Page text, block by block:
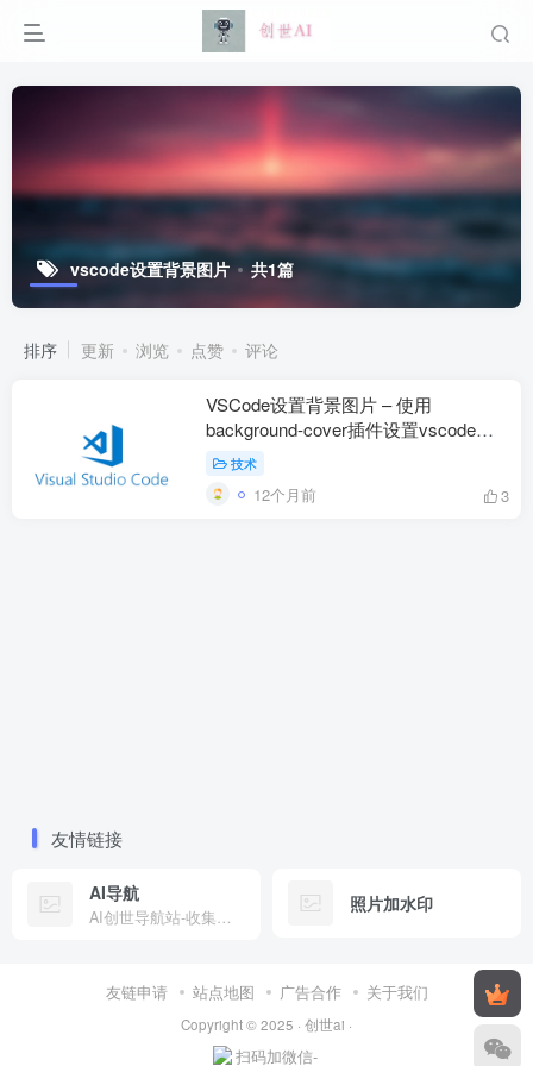
vscode设置背景图片 共1篇
排序 更新 浏览 点赞 评论
VSCode设置背景图片 – 使用
background-cover插件设置vscode背
景图片
技术
12个月前 3
友情链接
AI导航
AI创世导航站-收集全网有趣工具
照片加水印
友链申请 站点地图 广告合作 关于我们
Copyright © 2025 · 创世ai ·